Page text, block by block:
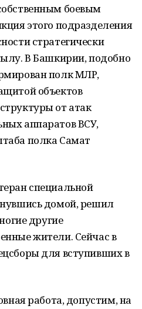
боевым
этого подразделения
стратегически
В Башкирии, подобно
полк МЛР,
объектов
от атак
аппаратов ВСУ,
полка Самат
специальной
домой, решил
другие
жители. Сейчас в
для вступивших в
работа, допустим, на